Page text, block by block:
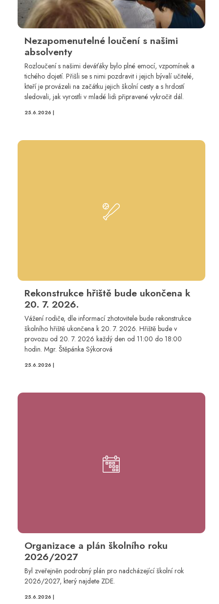
Nezapomenutelné loučení s našimi
absolventy
Rozloučení s našimi deváťáky bylo plné emocí, vzpomínek a
tichého dojetí. Přišli se s nimi pozdravit i jejich bývalí učitelé,
kteří je provázeli na začátku jejich školní cesty a s hrdostí
sledovali, jak vyrostli v mladé lidi připravené vykročit dál.
25.6.2026 |
Rekonstrukce hřiště bude ukončena k
20. 7. 2026.
Vážení rodiče, dle informací zhotovitele bude rekonstrukce
školního hřiště ukončena k 20. 7. 2026. Hřiště bude v
provozu od 20. 7. 2026 každý den od 11:00 do 18:00
hodin. Mgr. Štěpánka Sýkorová
25.6.2026 |
Organizace a plán školního roku
2026/2027
Byl zveřejněn podrobný plán pro nadcházející školní rok
2026/2027, který najdete ZDE.
25.6.2026 |